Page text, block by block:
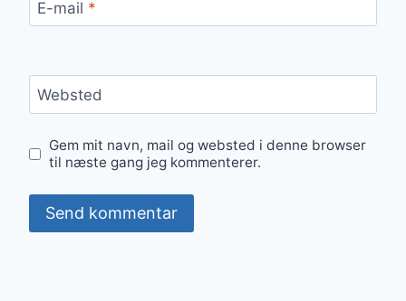
E-mail *
Websted
Gem mit navn, mail og websted i denne browser
til næste gang jeg kommenterer.